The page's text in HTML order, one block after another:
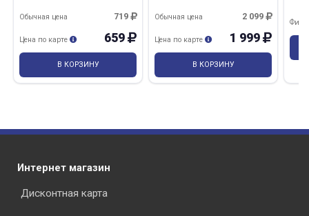
719
Обычная цена
659
Цена по карте
В КОРЗИНУ
2 099
Обычная цена
1 999
Цена по карте
В КОРЗИНУ
Интернет магазин
Дисконтная карта